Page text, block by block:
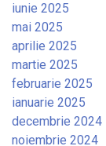
iunie 2025
mai 2025
aprilie 2025
martie 2025
februarie 2025
ianuarie 2025
decembrie 2024
noiembrie 2024